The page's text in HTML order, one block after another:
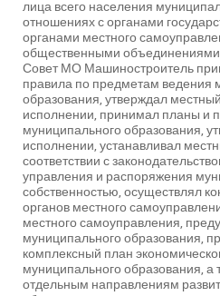
лица всего населения
отношениях с органами
органами местного
общественными
Совет МО Машиностроитель
правила по предметам ведения
образования, утверждал
исполнении, принимал планы и
муниципального образования,
исполнении, устанавливал
соответствии с
управления и распоряжения
собственностью, осуществлял
органов местного
местного самоуправления,
муниципального образования,
комплексный план
муниципального образования,
отдельным направлениям